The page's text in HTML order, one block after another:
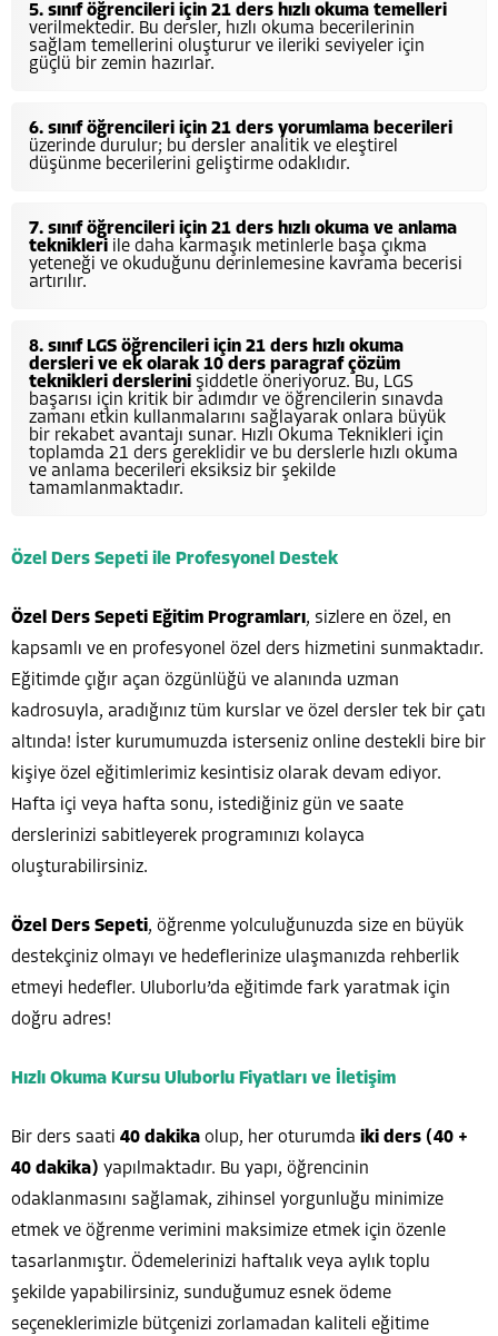
5. sınıf öğrencileri için 21 ders hızlı okuma temelleri
verilmektedir. Bu dersler, hızlı okuma becerilerinin
sağlam temellerini oluşturur ve ileriki seviyeler için
güçlü bir zemin hazırlar.
6. sınıf öğrencileri için 21 ders yorumlama becerileri
üzerinde durulur; bu dersler analitik ve eleştirel
düşünme becerilerini geliştirme odaklıdır.
7. sınıf öğrencileri için 21 ders hızlı okuma ve anlama
teknikleri ile daha karmaşık metinlerle başa çıkma
yeteneği ve okuduğunu derinlemesine kavrama becerisi
artırılır.
8. sınıf LGS öğrencileri için 21 ders hızlı okuma
dersleri ve ek olarak 10 ders paragraf çözüm
teknikleri derslerini şiddetle öneriyoruz. Bu, LGS
başarısı için kritik bir adımdır ve öğrencilerin sınavda
zamanı etkin kullanmalarını sağlayarak onlara büyük
bir rekabet avantajı sunar. Hızlı Okuma Teknikleri için
toplamda 21 ders gereklidir ve bu derslerle hızlı okuma
ve anlama becerileri eksiksiz bir şekilde
tamamlanmaktadır.
Özel Ders Sepeti ile Profesyonel Destek
Özel Ders Sepeti Eğitim Programları, sizlere en özel, en
kapsamlı ve en profesyonel özel ders hizmetini sunmaktadır.
Eğitimde çığır açan özgünlüğü ve alanında uzman
kadrosuyla, aradığınız tüm kurslar ve özel dersler tek bir çatı
altında! İster kurumumuzda isterseniz online destekli bire bir
kişiye özel eğitimlerimiz kesintisiz olarak devam ediyor.
Hafta içi veya hafta sonu, istediğiniz gün ve saate
derslerinizi sabitleyerek programınızı kolayca
oluşturabilirsiniz.
Özel Ders Sepeti, öğrenme yolculuğunuzda size en büyük
destekçiniz olmayı ve hedeflerinize ulaşmanızda rehberlik
etmeyi hedefler. Uluborlu’da eğitimde fark yaratmak için
doğru adres!
Hızlı Okuma Kursu Uluborlu Fiyatları ve İletişim
Bir ders saati 40 dakika olup, her oturumda iki ders (40 +
40 dakika) yapılmaktadır. Bu yapı, öğrencinin
odaklanmasını sağlamak, zihinsel yorgunluğu minimize
etmek ve öğrenme verimini maksimize etmek için özenle
tasarlanmıştır. Ödemelerinizi haftalık veya aylık toplu
şekilde yapabilirsiniz, sunduğumuz esnek ödeme
seçeneklerimizle bütçenizi zorlamadan kaliteli eğitime